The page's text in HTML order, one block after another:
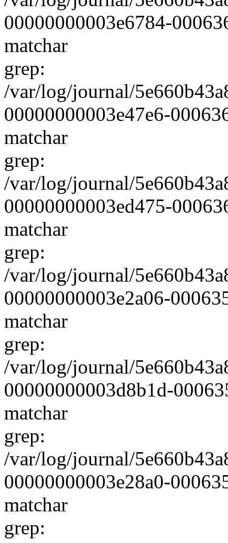
00000000003e6784-
matchar
grep:
/var/log/journal/
00000000003e47e6-
matchar
grep:
/var/log/journal/
00000000003ed475-
matchar
grep:
/var/log/journal/
00000000003e2a06-
matchar
grep:
/var/log/journal/
00000000003d8b1d-
matchar
grep:
/var/log/journal/
00000000003e28a0-
matchar
grep: